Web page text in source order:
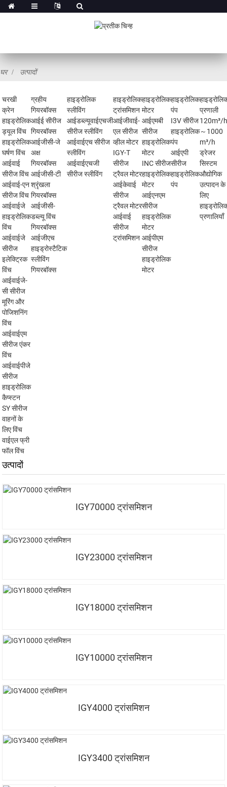
घर उत्पादों
चरखी
क्रेन
हाइड्रोलिक
ड्यूल विंच
हाइड्रोलिक
घर्षण विंच
आईवाई
सीरीज विंच
आईवाई-एन
सीरीज विंच
आईवाईजे
हाइड्रोलिक
विंच
आईवाईजे
सीरीज
इलेक्ट्रिक
विंच
आईवाईजे-
सी सीरीज
मूरिंग और
पोजिशनिंग
विंच
आईवाईएम
सीरीज एंकर
विंच
आईवाईपीजे
सीरीज
हाइड्रोलिक
कैप्स्टन
SY सीरीज
वाहनों के
लिए विंच
वाईएल फ्री
फॉल विंच
ग्रहीय
गियरबॉक्स
आईई सीरीज
गियरबॉक्स
आईजीसी-जे
अक्ष
गियरबॉक्स
आईजीसी-टी
श्रृंखला
गियरबॉक्स
आईजीसी-
डब्ल्यू विंच
गियरबॉक्स
आईजीएच
हाइड्रोस्टैटिक
स्लीविंग
गियरबॉक्स
हाइड्रोलिक
स्लीविंग
आईडब्ल्यूवाईएचजी
सीरीज स्लीविंग
आईवाईएच सीरीज
स्लीविंग
आईवाईएचजी
सीरीज स्लीविंग
हाइड्रोलिक
ट्रांसमिशन
आईजीवाई-
एल सीरीज
व्हील मोटर
IGY-T
सीरीज
ट्रैवल मोटर
आईकेवाई
सीरीज
ट्रैवल मोटर
आईवाई
सीरीज
ट्रांसमिशन
हाइड्रोलिक
मोटर
आईएमबी
सीरीज
हाइड्रोलिक
मोटर
INC सीरीज
हाइड्रोलिक
मोटर
आईएनएम
सीरीज
हाइड्रोलिक
मोटर
आईपीएम
सीरीज
हाइड्रोलिक
मोटर
हाइड्रोलिक
पंप
I3V सीरीज
हाइड्रोलिक
पंप
आईएपी
सीरीज
हाइड्रोलिक
पंप
प्रणाली
120m³/
～1000
m³/h
ड्रेजर
सिस्टम
औद्योगिक
उत्पादन के
लिए
प्रणालियाँ
उत्पादों
IGY70000 ट्रांसमिशन
IGY23000 ट्रांसमिशन
IGY18000 ट्रांसमिशन
IGY10000 ट्रांसमिशन
IGY4000 ट्रांसमिशन
IGY3400 ट्रांसमिशन